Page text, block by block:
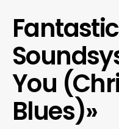
You
Blues)»